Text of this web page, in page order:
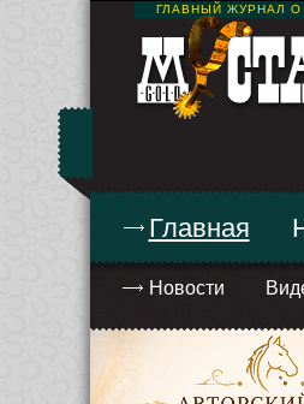
ГЛАВНЫЙ ЖУРНАЛ
Главная
Новости